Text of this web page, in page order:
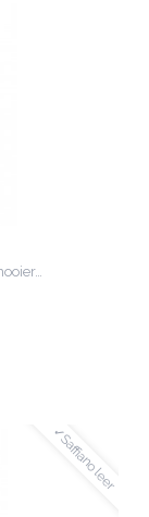
✓Saffiano leer